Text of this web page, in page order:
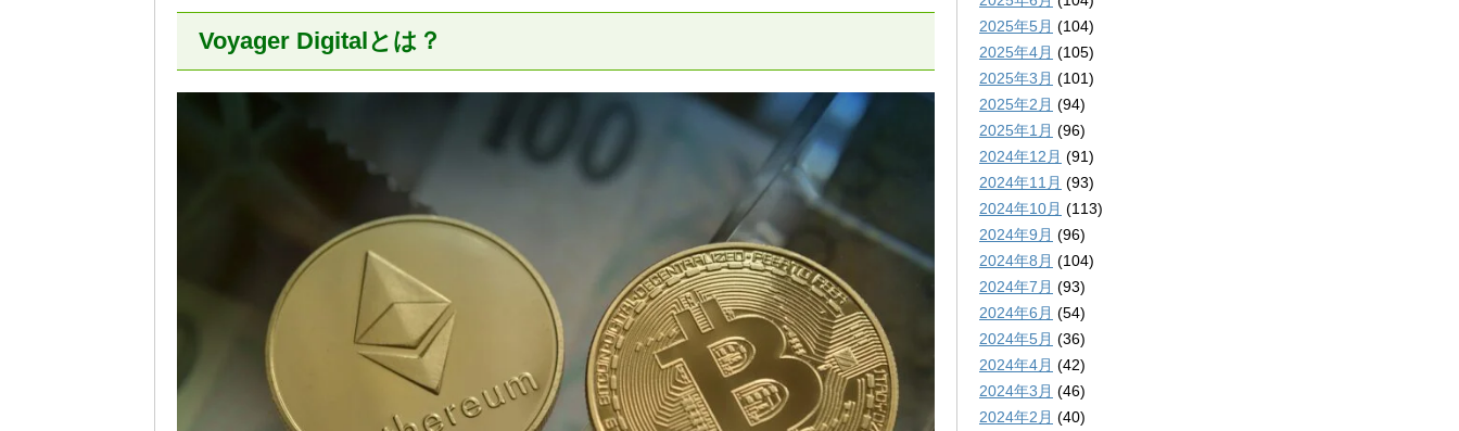
Voyager Digitalとは？
2025年5月 (104)
2025年4月 (105)
2025年3月 (101)
2025年2月 (94)
2025年1月 (96)
2024年12月 (91)
2024年11月 (93)
2024年10月 (113)
2024年9月 (96)
2024年8月 (104)
2024年7月 (93)
2024年6月 (54)
2024年5月 (36)
2024年4月 (42)
2024年3月 (46)
2024年2月 (40)